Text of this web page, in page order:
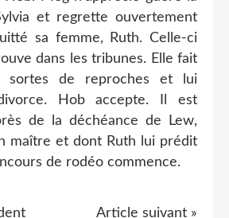
et regrette ouvertement
sa femme, Ruth. Celle-ci
dans les tribunes. Elle fait
sortes de reproches et lui
Hob accepte. Il est
de la déchéance de Lew,
maître et dont Ruth lui prédit
de rodéo commence.
Article suivant »